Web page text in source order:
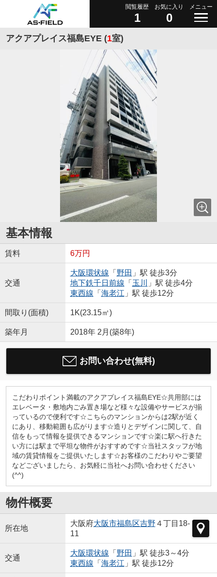
閲覧履歴
1
お気に入り
0
メニュー
アクアプレイス福島EYE (1室)
基本情報
賃料 6万円
交通
大阪環状線 「 野田 」駅 徒歩3分
地下鉄千日前線 「 玉川
」駅 徒歩4分
東西線 「 海老江 」駅 徒歩12分
間取り(面積) 1K(23.15㎡)
築年月 2018年 2月(築8年)
お問い合わせ(無料)
こだわりポイント満載のアクアプレイス福島EYE☆共用部には
エレベータ・敷地内ごみ置き場など様々な設備やサービスが揃
っているので便利です☆こちらのマンションからは2駅が近く
にあり、移動範囲も広がります☆造りとデザインに関して、自
信をもって情報を提供できるマンションです☆楽に駅へ行きた
い方には駅まで平坦な物件がおすすめです☆当社スタッフが地
域の賃貸情報をご提供いたします☆お客様のこだわりやご要望
などございましたら、お気軽に当社へお問い合わせください
(^^)
物件概要
所在地
大阪府大阪市福島区吉野 ４丁目18-
11
交通
大阪環状線 「 野田 」駅 徒歩3～4分
東西線 「 海老江 」駅 徒歩12分